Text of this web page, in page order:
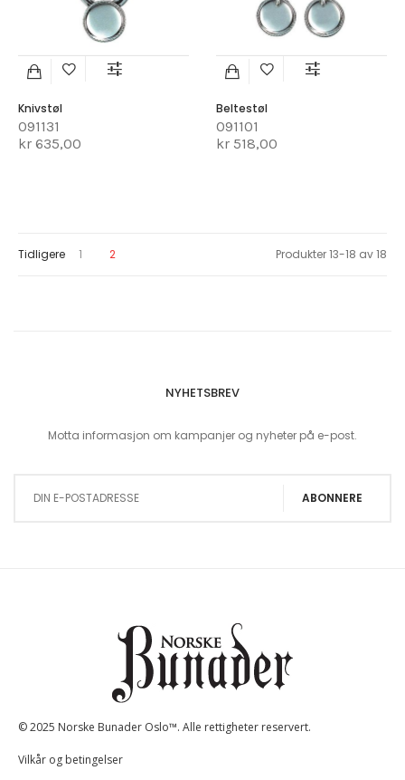
Knivstøl
091131
kr 635,00
Beltestøl
091101
kr 518,00
Produkter13-18 av18
Page
Tidligere Page
1 You're currently reading page
2
NYHETSBREV
Motta informasjon om kampanjer og nyheter på e-post.
ABONNERE
© 2025 Norske Bunader Oslo™. Alle rettigheter reservert.
Vilkår og betingelser